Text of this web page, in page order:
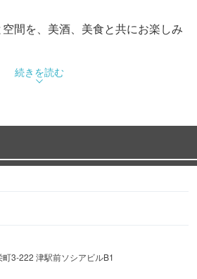
間を、美酒、美食と共にお楽しみ
お一人様5500円（税込＋飲み
続きを読む
町3-222 津駅前ソシアビルB1